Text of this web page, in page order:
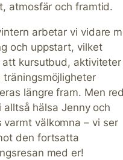
atmosfär och framtid.
arbetar vi vidare
och uppstart, vilket
att kursutbud, aktiviteter
träningsmöjligheter
längre fram. Men
alltså hälsa Jenny och
varmt välkomna – vi ser
den fortsatta
med er!